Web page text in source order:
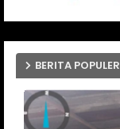
BERITA POPULER